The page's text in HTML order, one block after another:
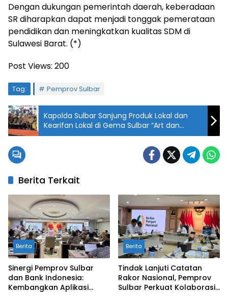
Dengan dukungan pemerintah daerah, keberadaan
SR diharapkan dapat menjadi tonggak pemerataan
pendidikan dan meningkatkan kualitas SDM di
Sulawesi Barat. (*)
Post Views: 200
Tag: Pemprov Sulbar
Kapolda Sulbar Sanjung Produk Lokal dan
Kearifan Lokal di Gema Sulbar “Art dan
Creativity”
Berita Terkait
Berita
Sinergi Pemprov Sulbar
dan Bank Indonesia:
Kembangkan Aplikasi
Berita
Tindak Lanjuti Catatan
Rakor Nasional, Pemprov
Sulbar Perkuat Kolaborasi